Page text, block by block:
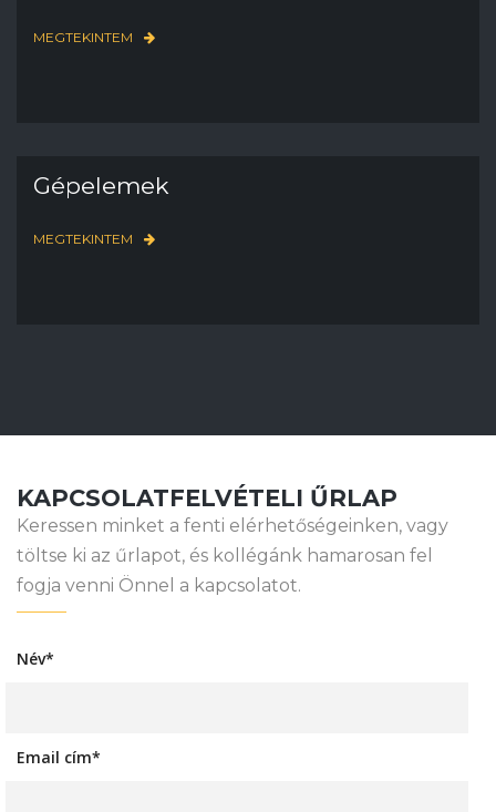
MEGTEKINTEM
Gépelemek
MEGTEKINTEM
KAPCSOLATFELVÉTELI ŰRLAP
Keressen minket a fenti elérhetőségeinken, vagy
töltse ki az űrlapot, és kollégánk hamarosan fel
fogja venni Önnel a kapcsolatot.
Név*
Email cím*